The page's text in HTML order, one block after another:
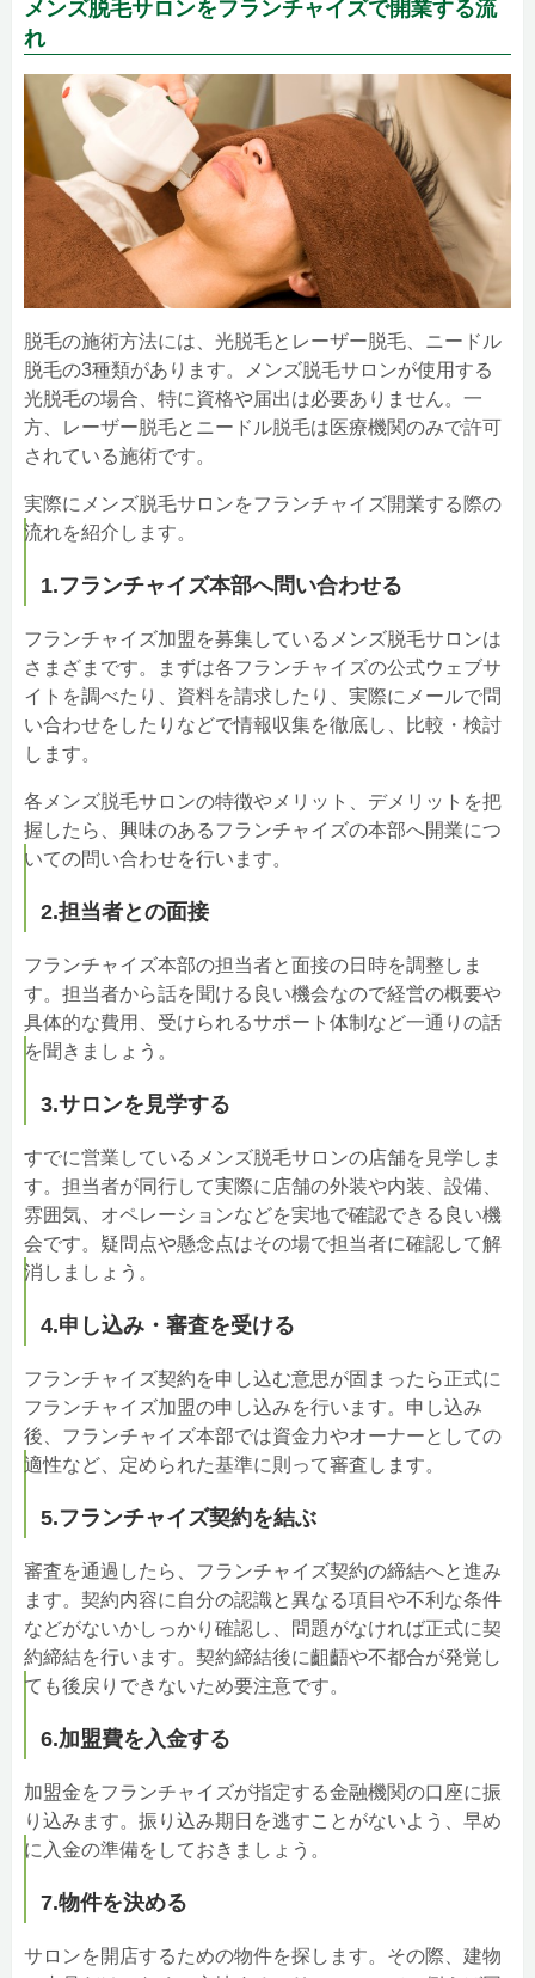
メンズ脱毛サロンをフランチャイズで開業する流
れ
脱毛の施術方法には、光脱毛とレーザー脱毛、ニードル
脱毛の3種類があります。メンズ脱毛サロンが使用する
光脱毛の場合、特に資格や届出は必要ありません。一
方、レーザー脱毛とニードル脱毛は医療機関のみで許可
されている施術です。
実際にメンズ脱毛サロンをフランチャイズ開業する際の
流れを紹介します。
1.フランチャイズ本部へ問い合わせる
フランチャイズ加盟を募集しているメンズ脱毛サロンは
さまざまです。まずは各フランチャイズの公式ウェブサ
イトを調べたり、資料を請求したり、実際にメールで問
い合わせをしたりなどで情報収集を徹底し、比較・検討
します。
各メンズ脱毛サロンの特徴やメリット、デメリットを把
握したら、興味のあるフランチャイズの本部へ開業につ
いての問い合わせを行います。
2.担当者との面接
フランチャイズ本部の担当者と面接の日時を調整しま
す。担当者から話を聞ける良い機会なので経営の概要や
具体的な費用、受けられるサポート体制など一通りの話
を聞きましょう。
3.サロンを見学する
すでに営業しているメンズ脱毛サロンの店舗を見学しま
す。担当者が同行して実際に店舗の外装や内装、設備、
雰囲気、オペレーションなどを実地で確認できる良い機
会です。疑問点や懸念点はその場で担当者に確認して解
消しましょう。
4.申し込み・審査を受ける
フランチャイズ契約を申し込む意思が固まったら正式に
フランチャイズ加盟の申し込みを行います。申し込み
後、フランチャイズ本部では資金力やオーナーとしての
適性など、定められた基準に則って審査します。
5.フランチャイズ契約を結ぶ
審査を通過したら、フランチャイズ契約の締結へと進み
ます。契約内容に自分の認識と異なる項目や不利な条件
などがないかしっかり確認し、問題がなければ正式に契
約締結を行います。契約締結後に齟齬や不都合が発覚し
ても後戻りできないため要注意です。
6.加盟費を入金する
加盟金をフランチャイズが指定する金融機関の口座に振
り込みます。振り込み期日を逃すことがないよう、早め
に入金の準備をしておきましょう。
7.物件を決める
サロンを開店するための物件を探します。その際、建物